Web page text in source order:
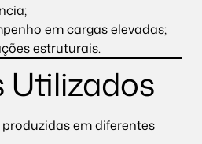
em cargas elevadas;
estruturais.
Utilizados
em diferentes